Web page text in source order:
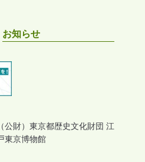
お知らせ
（公財）東京都歴史文化財団 江
東京博物館